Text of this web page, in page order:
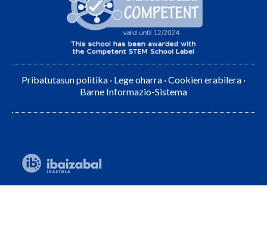
Pribatutasun politika · Lege oharra ·Cookien erabilera ·
Barne Informazio-Sistema